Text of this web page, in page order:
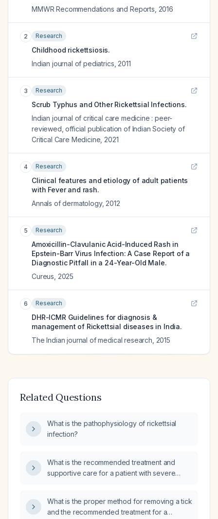
MMWR Recommendations and Reports 2016
2 Research
Childhood rickettsiosis.
Indian journal of pediatrics 2011
3 Research
Scrub Typhus and Other Rickettsial Infections.
Indian journal of critical care medicine : peer-
reviewed, official publication of Indian Society of
Critical Care Medicine 2021
4 Research
Clinical features and etiology of adult patients
with Fever and rash.
Annals of dermatology, 2012
5 Research
Amoxicillin-Clavulanic Acid-Induced Rash in
Epstein-Barr Virus Infection: A Case Report of a
Diagnostic Pitfall in a 24-Year-Old Male.
Cureus 2025
6 Research
DHR-ICMR Guidelines for diagnosis &
management of Rickettsial diseases in India.
The Indian journal of medical research 2015
Related Questions
What is the pathophysiology of rickettsial
infection?
What is the recommended treatment and
supportive care for a patient with severe
What is the proper method for removing a tick
and the recommended treatment for a